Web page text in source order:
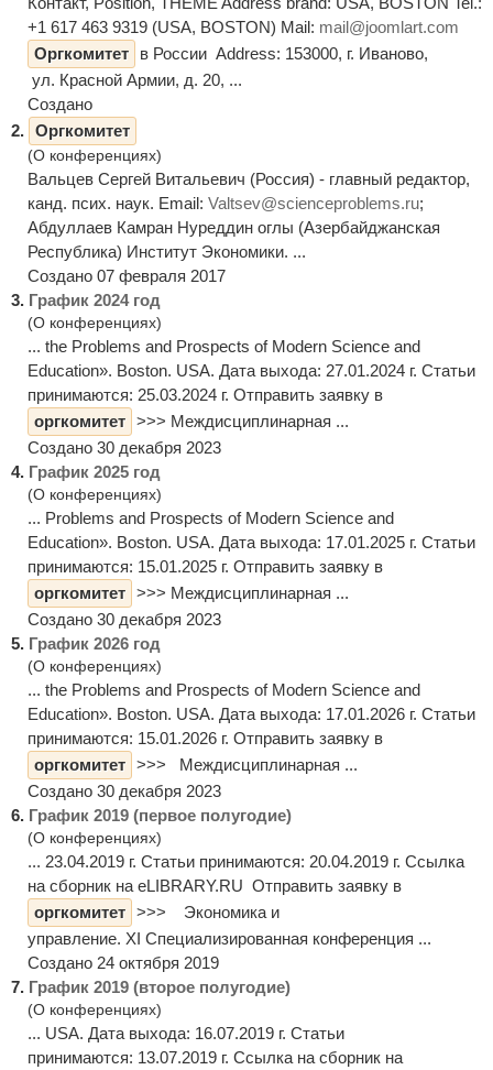
+1 617 463 9319 (USA, BOSTON) Mail: mail@joomlart.com
Оргкомитет
в России Address: 153000, г. Иваново,
ул. Красной Армии, д. 20, ...
Создано
2. Оргкомитет
(О конференциях)
Вальцев Сергей Витальевич (Россия) - главный редактор,
канд. псих. наук. Email: Valtsev@scienceproblems.ru;
Абдуллаев Камран Нуреддин оглы (Азербайджанская
Республика) Институт Экономики. ...
Создано 07 февраля 2017
3. График 2024 год
(О конференциях)
... the Problems and Prospects of Modern Science and
Education». Boston. USA. Дата выхода: 27.01.2024 г. Статьи
принимаются: 25.03.2024 г. Отправить заявку в
оргкомитет >>> Междисциплинарная ...
Создано 30 декабря 2023
4. График 2025 год
(О конференциях)
... Problems and Prospects of Modern Science and
Education». Boston. USA. Дата выхода: 17.01.2025 г. Статьи
принимаются: 15.01.2025 г. Отправить заявку в
оргкомитет >>> Междисциплинарная ...
Создано 30 декабря 2023
5. График 2026 год
(О конференциях)
... the Problems and Prospects of Modern Science and
Education». Boston. USA. Дата выхода: 17.01.2026 г. Статьи
принимаются: 15.01.2026 г. Отправить заявку в
оргкомитет >>> Междисциплинарная ...
Создано 30 декабря 2023
6. График 2019 (первое полугодие)
(О конференциях)
... 23.04.2019 г. Статьи принимаются: 20.04.2019 г. Ссылка
на сборник на eLIBRARY.RU Отправить заявку в
оргкомитет >>> Экономика и
управление. XI Специализированная конференция ...
Создано 24 октября 2019
7. График 2019 (второе полугодие)
(О конференциях)
... USA. Дата выхода: 16.07.2019 г. Статьи
принимаются: 13.07.2019 г. Ссылка на сборник на